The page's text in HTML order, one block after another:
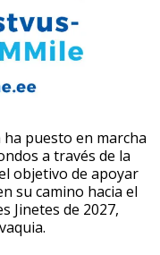
ha puesto en marcha
a través de la
objetivo de apoyar
su camino hacia el
Jinetes de 2027,